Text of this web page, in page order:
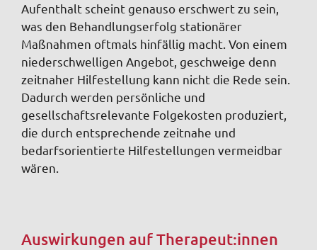
Aufenthalt scheint genauso erschwert zu sein,
was den Behandlungserfolg stationärer
Maßnahmen oftmals hinfällig macht. Von einem
niederschwelligen Angebot, geschweige denn
zeitnaher Hilfestellung kann nicht die Rede sein.
Dadurch werden persönliche und
gesellschaftsrelevante Folgekosten produziert,
die durch entsprechende zeitnahe und
bedarfsorientierte Hilfestellungen vermeidbar
wären.
Auswirkungen auf Therapeut:innen